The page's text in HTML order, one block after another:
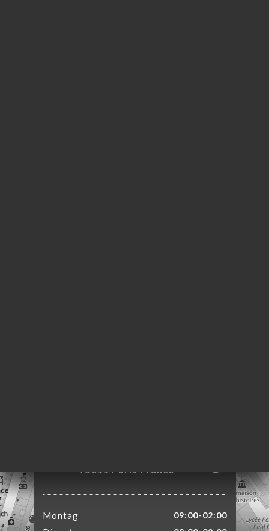
75011 Paris France
Montag 09:00-02:00